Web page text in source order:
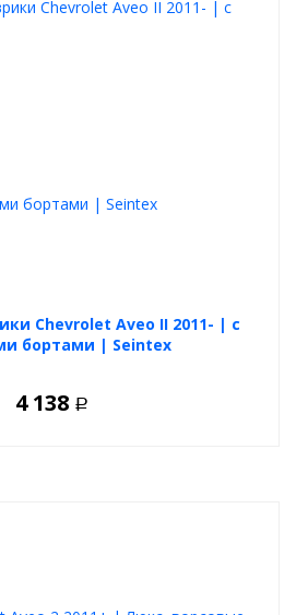
Chevrolet Aveo II 2011- | с
бортами | Seintex
4 138 Р